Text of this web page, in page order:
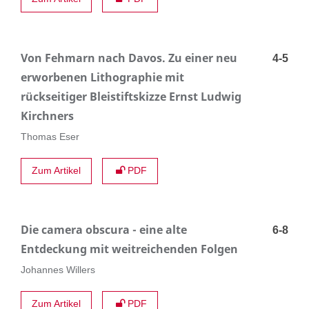
Von Fehmarn nach Davos. Zu einer neu
erworbenen Lithographie mit
rückseitiger Bleistiftskizze Ernst Ludwig
Kirchners
Thomas Eser
Zum Artikel PDF
4-5
Die camera obscura - eine alte
Entdeckung mit weitreichenden Folgen
Johannes Willers
Zum Artikel PDF
6-8